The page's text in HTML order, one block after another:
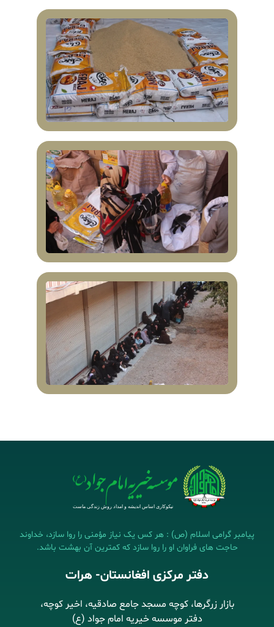
پیامبر گرامی اسلام (ص) : هر کس یک نیاز مؤمنی را روا سازد، خداوند
حاجت های فراوان او را روا سازد که کمترین آن بهشت باشد.
دفتر مرکزی افغانستان- هرات
بازار زرگرها، کوچه مسجد جامع صادقیه، اخیر کوچه،
دفتر موسسه خیریه امام جواد (ع)